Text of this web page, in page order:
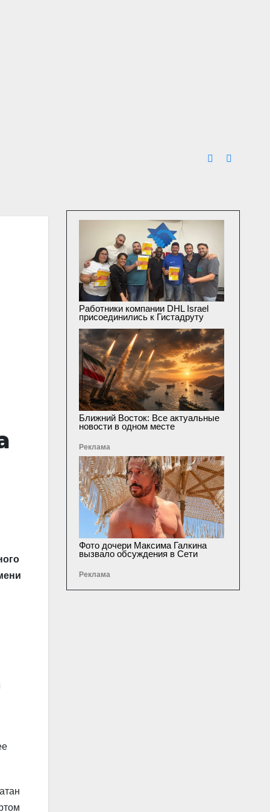
Работники компании DHL Israel
присоединились к Гистадруту
Ближний Восток: Все актуальные
новости в одном месте
Реклама
Фото дочери Максима Галкина
вызвало обсуждения в Сети
Реклама